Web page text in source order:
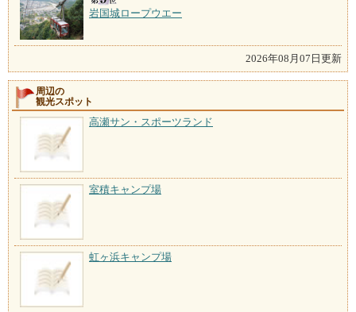
岩国城ロープウエー
2026年08月07日更新
周辺の
観光スポット
高瀬サン・スポーツランド
室積キャンプ場
虹ヶ浜キャンプ場